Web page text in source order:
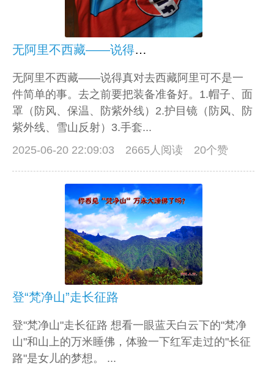
无阿里不西藏——说得真对
无阿里不西藏——说得真对去西藏阿里可不是一
件简单的事。去之前要把装备准备好。1.帽子、面
罩（防风、保温、防紫外线）2.护目镜（防风、防
紫外线、雪山反射）3.手套...
2025-06-20 22:09:03
2665人阅读 20个赞
登“梵净山”走长征路
登"梵净山"走长征路 想看一眼蓝天白云下的"梵净
山"和山上的万米睡佛，体验一下红军走过的"长征
路"是女儿的梦想。 ...